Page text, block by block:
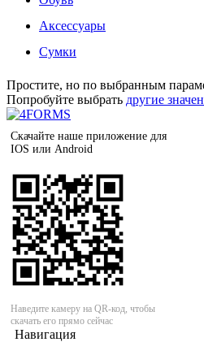
Аксессуары
Сумки
Простите, но по выбранным
Попробуйте выбрать другие
Скачайте наше приложение для
IOS или Android
Наведите камеру на QR-код, чтобы
скачать его прямо сейчас
Навигация